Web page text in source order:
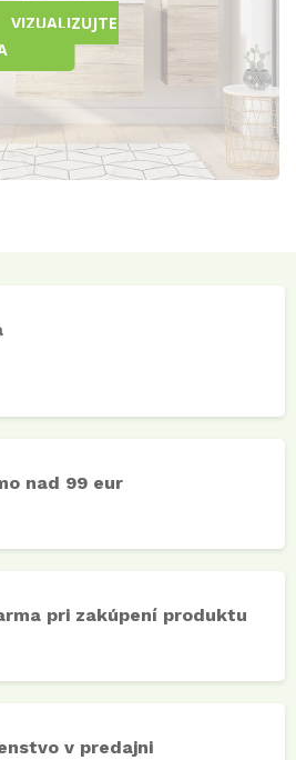
VIZUALIZUJTE
nad 99 eur
pri zakúpení produktu
v predajni